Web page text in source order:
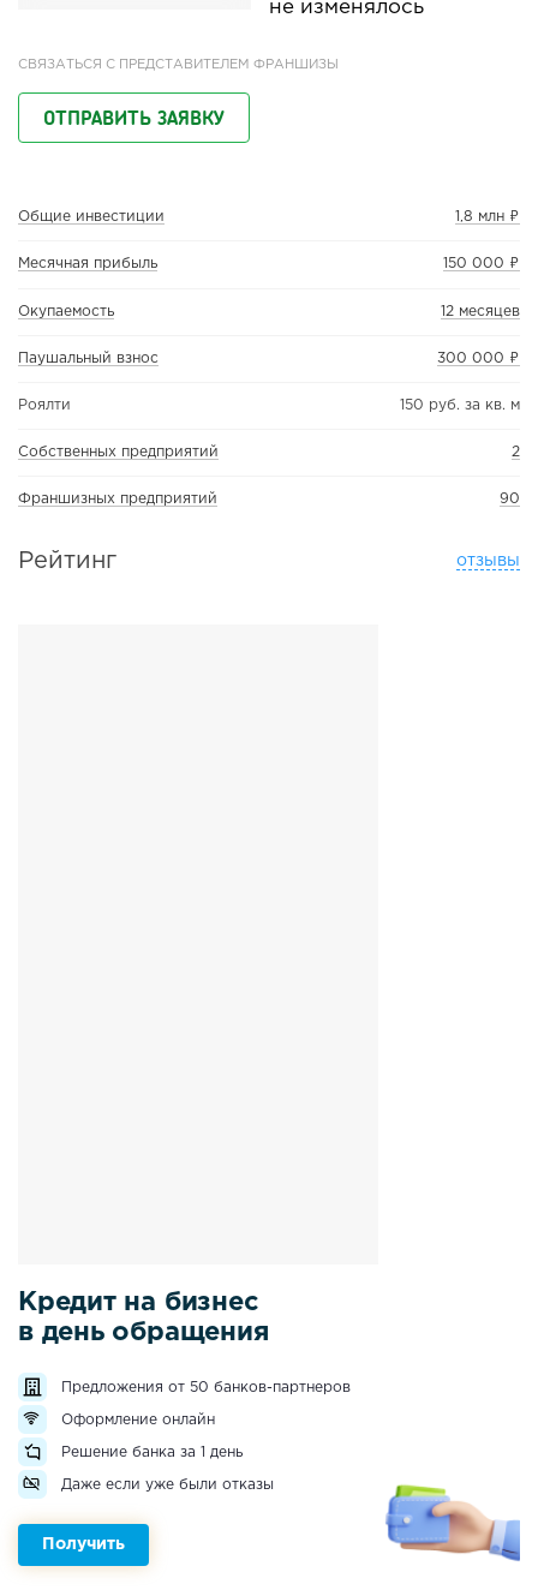
не изменялось
СВЯЗАТЬСЯ С ПРЕДСТАВИТЕЛЕМ ФРАНШИЗЫ
ОТПРАВИТЬ ЗАЯВКУ
Общие инвестиции 1,8 млн ₽
Месячная прибыль 150 000 ₽
Окупаемость 12 месяцев
Паушальный взнос 300 000 ₽
Роялти 150 руб. за кв. м
Собственных предприятий 2
Франшизных предприятий 90
Рейтинг отзывы
Кредит на бизнес
в день обращения
Предложения от 50 банков-партнеров
Оформление онлайн
Решение банка за 1 день
Даже если уже были отказы
Получить